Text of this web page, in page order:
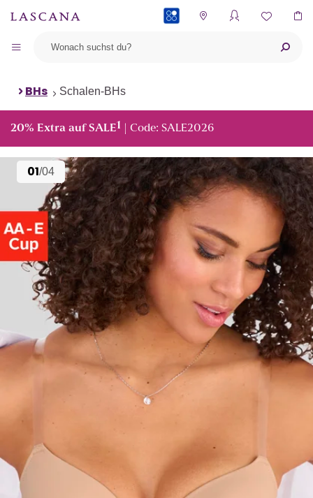
BHs Schalen-BHs
20% Extra auf SALE1 | Code: SALE2026
01/04